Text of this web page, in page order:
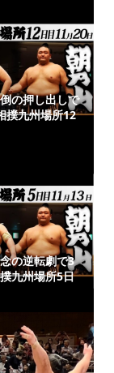
の押し出しで
撲九州場所12
の逆転劇で3
九州場所5日